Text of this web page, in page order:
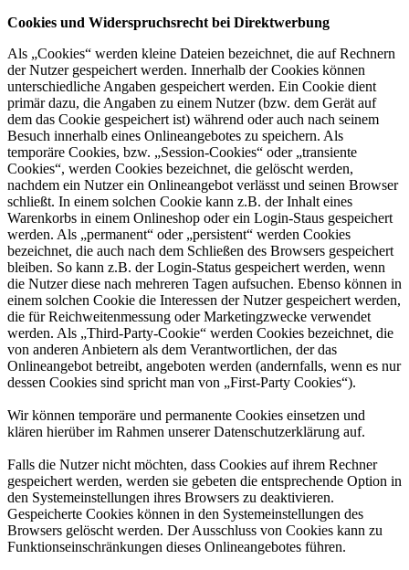
Cookies und Widerspruchsrecht bei Direktwerbung
Als „Cookies“ werden kleine Dateien bezeichnet, die auf Rechnern
der Nutzer gespeichert werden. Innerhalb der Cookies können
unterschiedliche Angaben gespeichert werden. Ein Cookie dient
primär dazu, die Angaben zu einem Nutzer (bzw. dem Gerät auf
dem das Cookie gespeichert ist) während oder auch nach seinem
Besuch innerhalb eines Onlineangebotes zu speichern. Als
temporäre Cookies, bzw. „Session-Cookies“ oder „transiente
Cookies“, werden Cookies bezeichnet, die gelöscht werden,
nachdem ein Nutzer ein Onlineangebot verlässt und seinen Browser
schließt. In einem solchen Cookie kann z.B. der Inhalt eines
Warenkorbs in einem Onlineshop oder ein Login-Staus gespeichert
werden. Als „permanent“ oder „persistent“ werden Cookies
bezeichnet, die auch nach dem Schließen des Browsers gespeichert
bleiben. So kann z.B. der Login-Status gespeichert werden, wenn
die Nutzer diese nach mehreren Tagen aufsuchen. Ebenso können in
einem solchen Cookie die Interessen der Nutzer gespeichert werden,
die für Reichweitenmessung oder Marketingzwecke verwendet
werden. Als „Third-Party-Cookie“ werden Cookies bezeichnet, die
von anderen Anbietern als dem Verantwortlichen, der das
Onlineangebot betreibt, angeboten werden (andernfalls, wenn es nur
dessen Cookies sind spricht man von „First-Party Cookies“).
Wir können temporäre und permanente Cookies einsetzen und
klären hierüber im Rahmen unserer Datenschutzerklärung auf.
Falls die Nutzer nicht möchten, dass Cookies auf ihrem Rechner
gespeichert werden, werden sie gebeten die entsprechende Option in
den Systemeinstellungen ihres Browsers zu deaktivieren.
Gespeicherte Cookies können in den Systemeinstellungen des
Browsers gelöscht werden. Der Ausschluss von Cookies kann zu
Funktionseinschränkungen dieses Onlineangebotes führen.